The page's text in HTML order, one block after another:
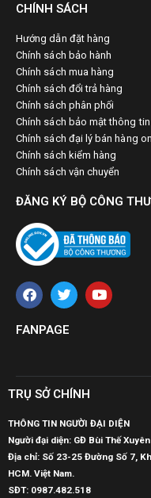
CHÍNH SÁCH
Hướng dẫn đặt hàng
Chính sách bảo hành
Chính sách mua hàng
Chính sách đổi trả hàng
Chính sách phân phối
Chính sách bảo mật thông tin
Chính sách đại lý bán hàng
Chính sách kiểm hàng
Chính sách vận chuyển
ĐĂNG KÝ BỘ CÔNG
FANPAGE
TRỤ SỞ CHÍNH
THÔNG TIN NGƯỜI ĐẠI DIỆN
Người đại diện: GĐ Bùi Thế Xuyên
Địa chỉ: Số 23-25 Đường Số 7,
HCM. Việt Nam.
SĐT: 0987.482.518